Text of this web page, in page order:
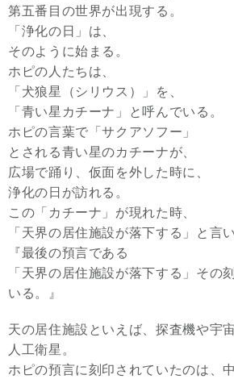
第五番目の世界が出現する。
「浄化の日」は、
そのように始まる。
ホピの人たちは、
「犬狼星（シリウス）」を、
「青い星カチーナ」と呼んでいる。
ホピの言葉で「サクアソフー」
とされる青い星のカチーナが、
広場で踊り、仮面を外した時に、
浄化の日が訪れる。
この「カチーナ」が現れた時、
「天界の居住施設が落下する」と言
『最後の預言である
「天界の居住施設が落下する」その
いる。』
天の居住施設といえば、探査機や宇
人工衛星。
ホピの預言に刻印されていたのは、